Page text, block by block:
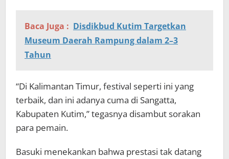
Baca Juga : Disdikbud Kutim Targetkan
Museum Daerah Rampung dalam 2–3
Tahun
“Di Kalimantan Timur, festival seperti ini yang
terbaik, dan ini adanya cuma di Sangatta,
Kabupaten Kutim,” tegasnya disambut sorakan
para pemain.
Basuki menekankan bahwa prestasi tak datang